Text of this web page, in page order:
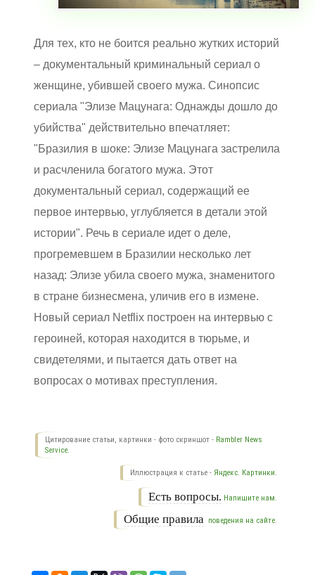
Для тех, кто не боится реально жутких историй
– документальный криминальный сериал о
женщине, убившей своего мужа. Синопсис
сериала "Элизе Мацунага: Однажды дошло до
убийства" действительно впечатляет:
"Бразилия в шоке: Элизе Мацунага застрелила
и расчленила богатого мужа. Этот
документальный сериал, содержащий ее
первое интервью, углубляется в детали этой
истории". Речь в сериале идет о деле,
прогремевшем в Бразилии несколько лет
назад: Элизе убила своего мужа, знаменитого
в стране бизнесмена, уличив его в измене.
Новый сериал Netflix построен на интервью с
героиней, которая находится в тюрьме, и
свидетелями, и пытается дать ответ на
вопросах о мотивах преступления.
Цитирование статьи, картинки - фото скриншот - Rambler News
Service.
Иллюстрация к статье - Яндекс. Картинки.
Есть вопросы. Напишите нам.
Общие правила поведения на сайте.